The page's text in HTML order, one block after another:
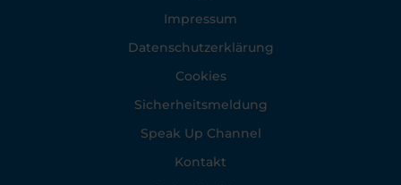
Impressum
Datenschutzerklärung
Cookies
Sicherheitsmeldung
Speak Up Channel
Kontakt